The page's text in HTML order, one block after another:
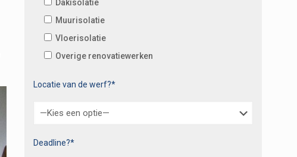
Dakisolatie
Muurisolatie
Vloerisolatie
Overige renovatiewerken
Locatie van de werf?*
Deadline?*